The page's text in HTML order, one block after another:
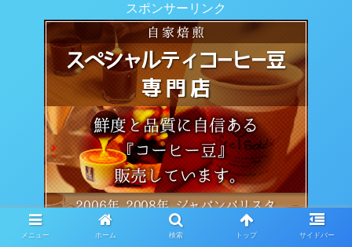
スポンサーリンク
メニュー ホーム 検索 トップ サイドバー